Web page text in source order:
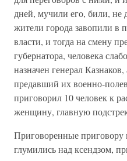
дней, мучили его, били, не
жители города завопили в
власти, и тогда на смену
губернатора, человека
назначен генерал
предавший их военно-
приговорил 10 человек к
женщину, главную
Приговоренные
глумились над ксендзом,